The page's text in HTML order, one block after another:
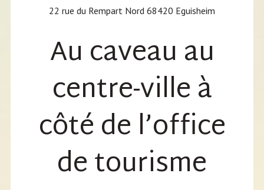
22 rue du Rempart Nord 68420 Eguisheim
Au caveau au
centre-ville à
côté de l’office
de tourisme